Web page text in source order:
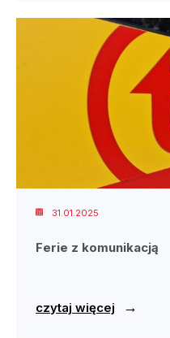
31.01.2025
Ferie z komunikacją
czytaj więcej →